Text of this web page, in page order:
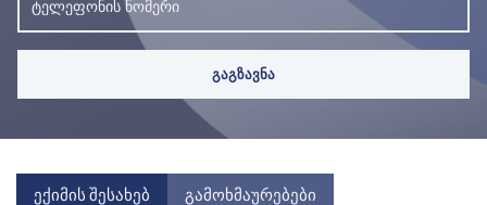
ექიმის შესახებ გამოხმაურებები